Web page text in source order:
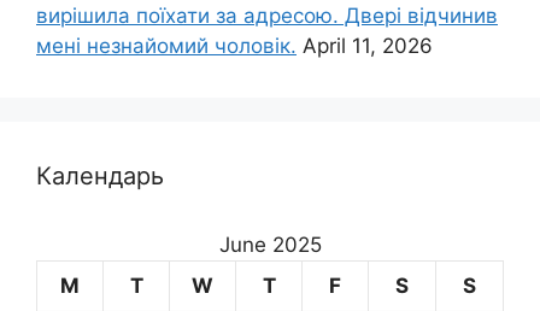
вирішила поїхати за адресою. Двері відчинив
мені незнайомий чоловік. April 11, 2026
Календарь
June 2025
M
T W T F S S